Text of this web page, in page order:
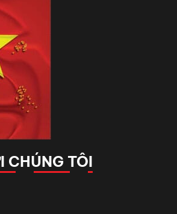
CHÚNG TÔI